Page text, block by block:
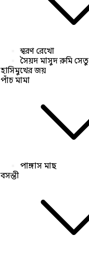
স্বরণ রেখো
সৈয়দ মাসুদ রুমি সেতু
হাসিমুখের জয়
পাঁচ মামা
পাঙ্গাস মাছ
বসন্তী